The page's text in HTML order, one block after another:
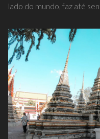
lado do mundo, faz até